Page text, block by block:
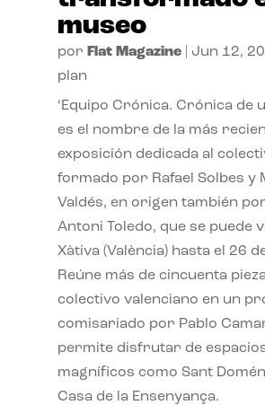
museo
por Flat Magazine| Jun 12,
plan
‘Equipo Crónica. Crónica de
es el nombre de la más
exposición dedicada al
formado por Rafael Solbes y
Valdés, en origen también
Antoni Toledo, que se puede
Xàtiva (València) hasta el 26
Reúne más de cincuenta
colectivo valenciano en un
comisariado por Pablo
permite disfrutar de
magníficos como Sant
Casa de la Ensenyança.